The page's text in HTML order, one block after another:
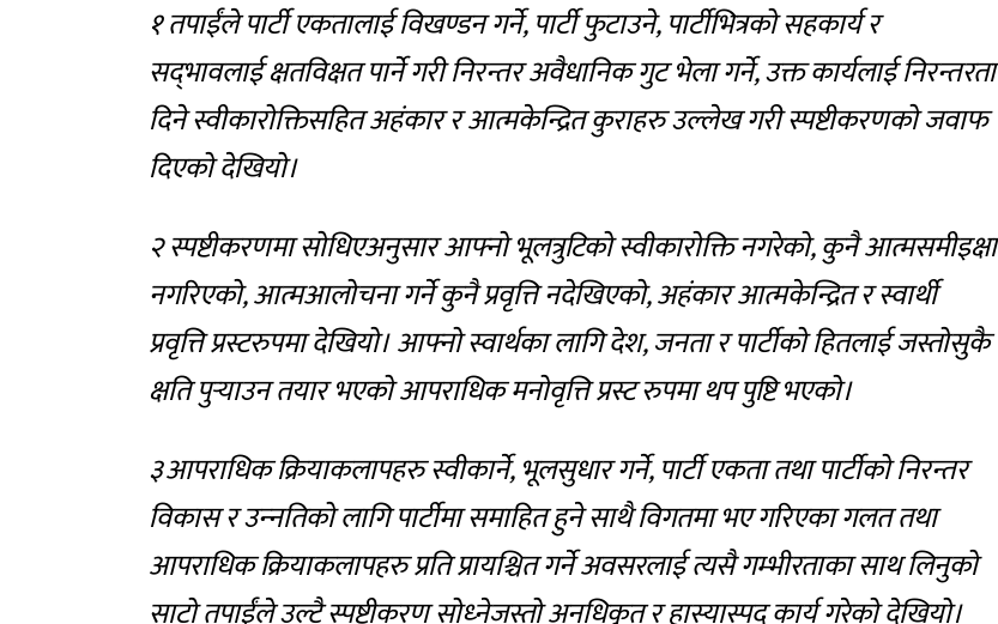
१ तपाईंले पार्टी एकतालाई विखण्डन गर्ने, पार्टी फुटाउने, पार्टीभित्रको सहकार्य र
सद्‍भावलाई क्षतविक्षत पार्ने गरी निरन्तर अवैधानिक गुट भेला गर्ने, उक्त कार्यलाई निरन्तरता
दिने स्वीकारोक्तिसहित अहंकार र आत्मकेन्द्रित कुराहरु उल्लेख गरी स्पष्टीकरणको जवाफ
दिएको देखियो।
२ स्पष्टीकरणमा सोधिएअनुसार आफ्नो भूलत्रुटिको स्वीकारोक्ति नगरेको, कुनै आत्मसमीइक्षा
नगरिएको, आत्मआलोचना गर्ने कुनै प्रवृत्ति नदेखिएको, अहंकार आत्मकेन्द्रित र स्वार्थी
प्रवृत्ति प्रस्टरुपमा देखियो। आफ्नो स्वार्थका लागि देश, जनता र पार्टीको हितलाई जस्तोसुकै
क्षति पुर्‍याउन तयार भएको आपराधिक मनोवृत्ति प्रस्ट रुपमा थप पुष्टि भएको।
३आपराधिक क्रियाकलापहरु स्वीकार्ने, भूलसुधार गर्ने, पार्टी एकता तथा पार्टीको निरन्तर
विकास र उन्‍नतिको लागि पार्टीमा समाहित हुने साथै विगतमा भए गरिएका गलत तथा
आपराधिक क्रियाकलापहरु प्रति प्रायश्चित गर्ने अवसरलाई त्यसै गम्भीरताका साथ लिनुको
साटो तपाईंले उल्टै स्पष्टीकरण सोध्‍नेजस्तो अनधिकृत र हास्यास्पद कार्य गरेको देखियो।